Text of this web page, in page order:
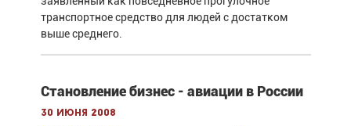
транспортное средство для людей с достатком
выше среднего.
Становление бизнес - авиации в России
30 июня 2008